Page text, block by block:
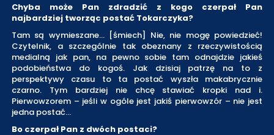
Chyba może Pan zdradzić z kogo czerpał Pan
najbardziej tworząc postać Tokarczyka?
Tam są wymieszane... [śmiech] Nie, nie mogę powiedzieć!
Czytelnik, a szczególnie tak obeznany z rzeczywistością
medialną jak pan, na pewno sobie tam odnajdzie jakieś
podobieństwa do kogoś. Jak dzisiaj patrzę na to z
perspektywy czasu to ta postać wyszła makabrycznie
czarno. Tym bardziej nie chcę stawiać kropki nad i.
Pierwowzorem – jeśli w ogóle jest jakiś pierwowzór – nie jest
jedna postać...
Bo czerpał Pan z dwóch postaci?